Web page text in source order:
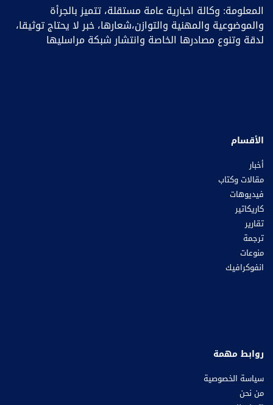
المعلومة: وكالة اخبارية عامة مستقلة، تتميز بالجرأة
والموضوعية والمهنية والتوازن،شعارها، خبر ﻻ يحتاج توثيقا،
لدقة وتنوع مصادرها الخاصة وانتشار شبكة مراسليها
الأقسام
أخبار
مقالات وكتاب
فيديوهات
كاريكاتير
تقارير
ترجمة
منوعات
انفوكرافيك
روابط مهمة
سياسة الخصوصية
من نحن